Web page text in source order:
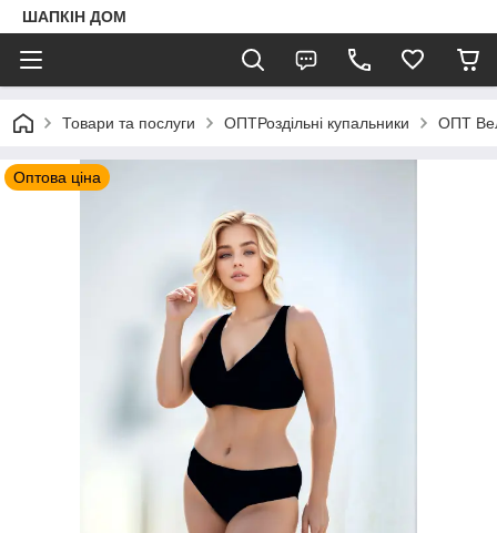
ШАПКIН ДОМ
Товари та послуги ОПТРоздільні купальники ОПТ
Оптова ціна